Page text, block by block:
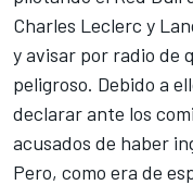
Charles Leclerc y
y avisar por radio de
peligroso. Debido a
declarar ante los
acusados de haber
Pero, como era de